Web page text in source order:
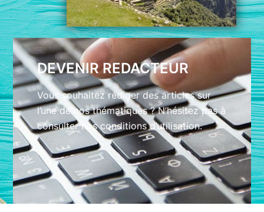
DEVENIR REDACTEUR
Vous souhaitez rédiger des articles sur
l’une de nos thématiques ? N’hésitez pas à
consulter nos conditions d’utilisation.